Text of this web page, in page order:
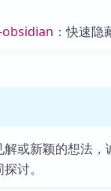
：快速隐
或新颖的想法，
讨。